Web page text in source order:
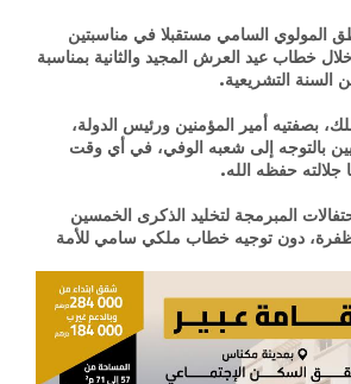
المولوي السامي مستقبلا في مناسبتين
خطاب عيد العرش المجيد والثانية بمناسبة
السنة التشريعية.
بصفتيه أمير المؤمنين ورئيس الدولة،
بالتوجه إلى شعبه الوفي، في أي وقت
جلالته حفظه الله.
المبرمجة لتخليد الذكرى الخمسين
دون توجيه خطاب ملكي سامي للأمة